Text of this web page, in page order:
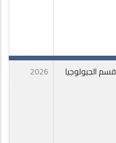
قسم الجيولوجيا 2026